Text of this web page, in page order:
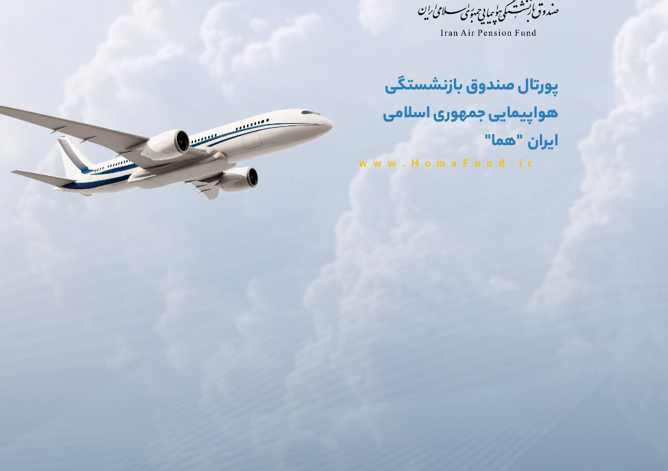
پورتال صندوق بازنشستگی
هواپیماییجمهوری اسلامی
ایران "هما"
www.HomaFund.ir